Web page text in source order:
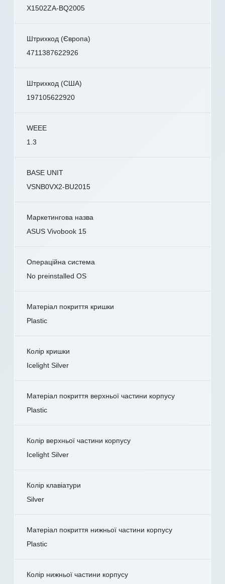
X1502ZA-BQ2005
Штрихкод (Європа)
4711387622926
Штрихкод (США)
197105622920
WEEE
1.3
BASE UNIT
VSNB0VX2-BU2015
Маркетингова назва
ASUS Vivobook 15
Операційна система
No preinstalled OS
Матеріал покриття кришки
Plastic
Колір кришки
Icelight Silver
Матеріал покриття верхньої частини корпусу
Plastic
Колір верхньої частини корпусу
Icelight Silver
Колір клавіатури
Silver
Матеріал покриття нижньої частини корпусу
Plastic
Колір нижньої частини корпусу